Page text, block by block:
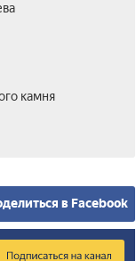
камня
в Facebook